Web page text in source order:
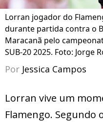
Lorran jogador do
durante partida contra o
Maracanã pelo
SUB-20 2025. Foto: Jorge
Por Jessica Campos
Lorran vive um
Flamengo. Segundo